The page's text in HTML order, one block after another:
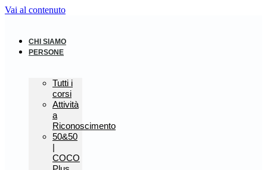
Vai al contenuto
CHI SIAMO
PERSONE
Tutti i
corsi
Attività
a
Riconoscimento
50&50
|
COCO